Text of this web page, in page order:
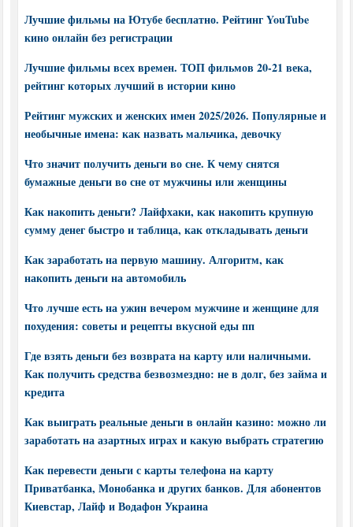
Лучшие фильмы на Ютубе бесплатно. Рейтинг YouTube
кино онлайн без регистрации
Лучшие фильмы всех времен. ТОП фильмов 20-21 века,
рейтинг которых лучший в истории кино
Рейтинг мужских и женских имен 2025/2026. Популярные и
необычные имена: как назвать мальчика, девочку
Что значит получить деньги во сне. К чему снятся
бумажные деньги во сне от мужчины или женщины
Как накопить деньги? Лайфхаки, как накопить крупную
сумму денег быстро и таблица, как откладывать деньги
Как заработать на первую машину. Алгоритм, как
накопить деньги на автомобиль
Что лучше есть на ужин вечером мужчине и женщине для
похудения: советы и рецепты вкусной еды пп
Где взять деньги без возврата на карту или наличными.
Как получить средства безвозмездно: не в долг, без займа и
кредита
Как выиграть реальные деньги в онлайн казино: можно ли
заработать на азартных играх и какую выбрать стратегию
Как перевести деньги с карты телефона на карту
Приватбанка, Монобанка и других банков. Для абонентов
Киевстар, Лайф и Водафон Украина